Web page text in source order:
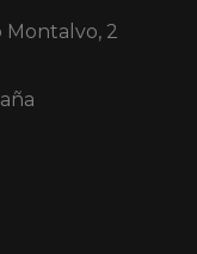
Montalvo, 2